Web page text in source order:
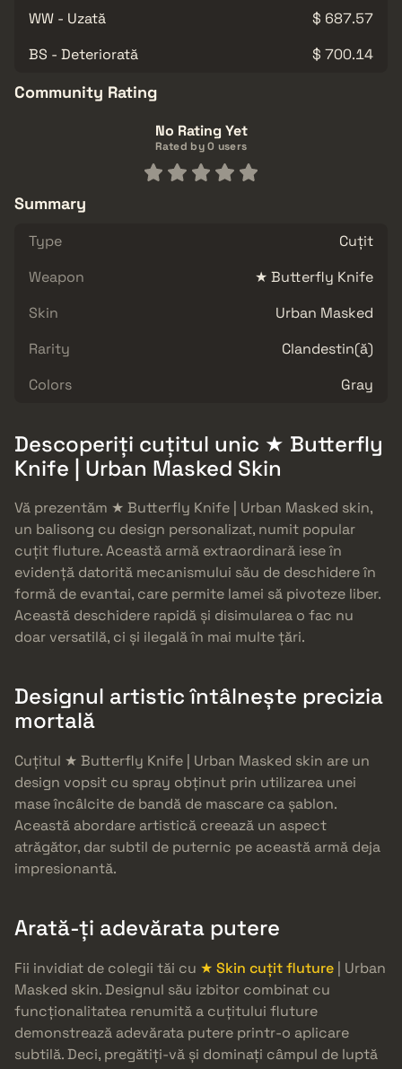
WW - Uzată
$ 687.57
BS - Deteriorată
$ 700.14
Community Rating
No Rating Yet
Rated by 0 users
Summary
Type
Cuțit
Weapon
★ Butterfly Knife
Skin
Urban Masked
Rarity
Clandestin(ă)
Colors
Gray
Descoperiți cuțitul unic ★ Butterfly
Knife | Urban Masked Skin
Vă prezentăm ★ Butterfly Knife | Urban Masked skin,
un balisong cu design personalizat, numit popular
cuțit fluture. Această armă extraordinară iese în
evidență datorită mecanismului său de deschidere în
formă de evantai, care permite lamei să pivoteze liber.
Această deschidere rapidă și disimularea o fac nu
doar versatilă, ci și ilegală în mai multe țări.
Designul artistic întâlnește precizia
mortală
Cuțitul ★ Butterfly Knife | Urban Masked skin are un
design vopsit cu spray obținut prin utilizarea unei
mase încâlcite de bandă de mascare ca șablon.
Această abordare artistică creează un aspect
atrăgător, dar subtil de puternic pe această armă deja
impresionantă.
Arată-ți adevărata putere
Fii invidiat de colegii tăi cu ★ Skin cuțit fluture | Urban
Masked skin. Designul său izbitor combinat cu
funcționalitatea renumită a cuțitului fluture
demonstrează adevărata putere printr-o aplicare
subtilă. Deci, pregătiți-vă și dominați câmpul de luptă